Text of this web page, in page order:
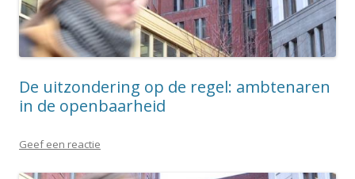
De uitzondering op de regel: ambtenaren
in de openbaarheid
Geef een reactie